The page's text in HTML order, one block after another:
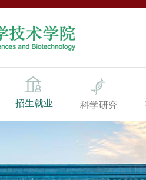
招生就业 科学研究